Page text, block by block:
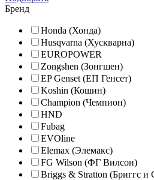
Бренд
Honda (Хонда)
Husqvarna (Хускварна)
EUROPOWER
Zongshen (Зонгшен)
EP Genset (ЕП Генсет)
Koshin (Кошин)
Champion (Чемпион)
HND
Fubag
EVOline
Elemax (Элемакс)
FG Wilson (ФГ Вилсон)
Briggs & Stratton (Бриггс и